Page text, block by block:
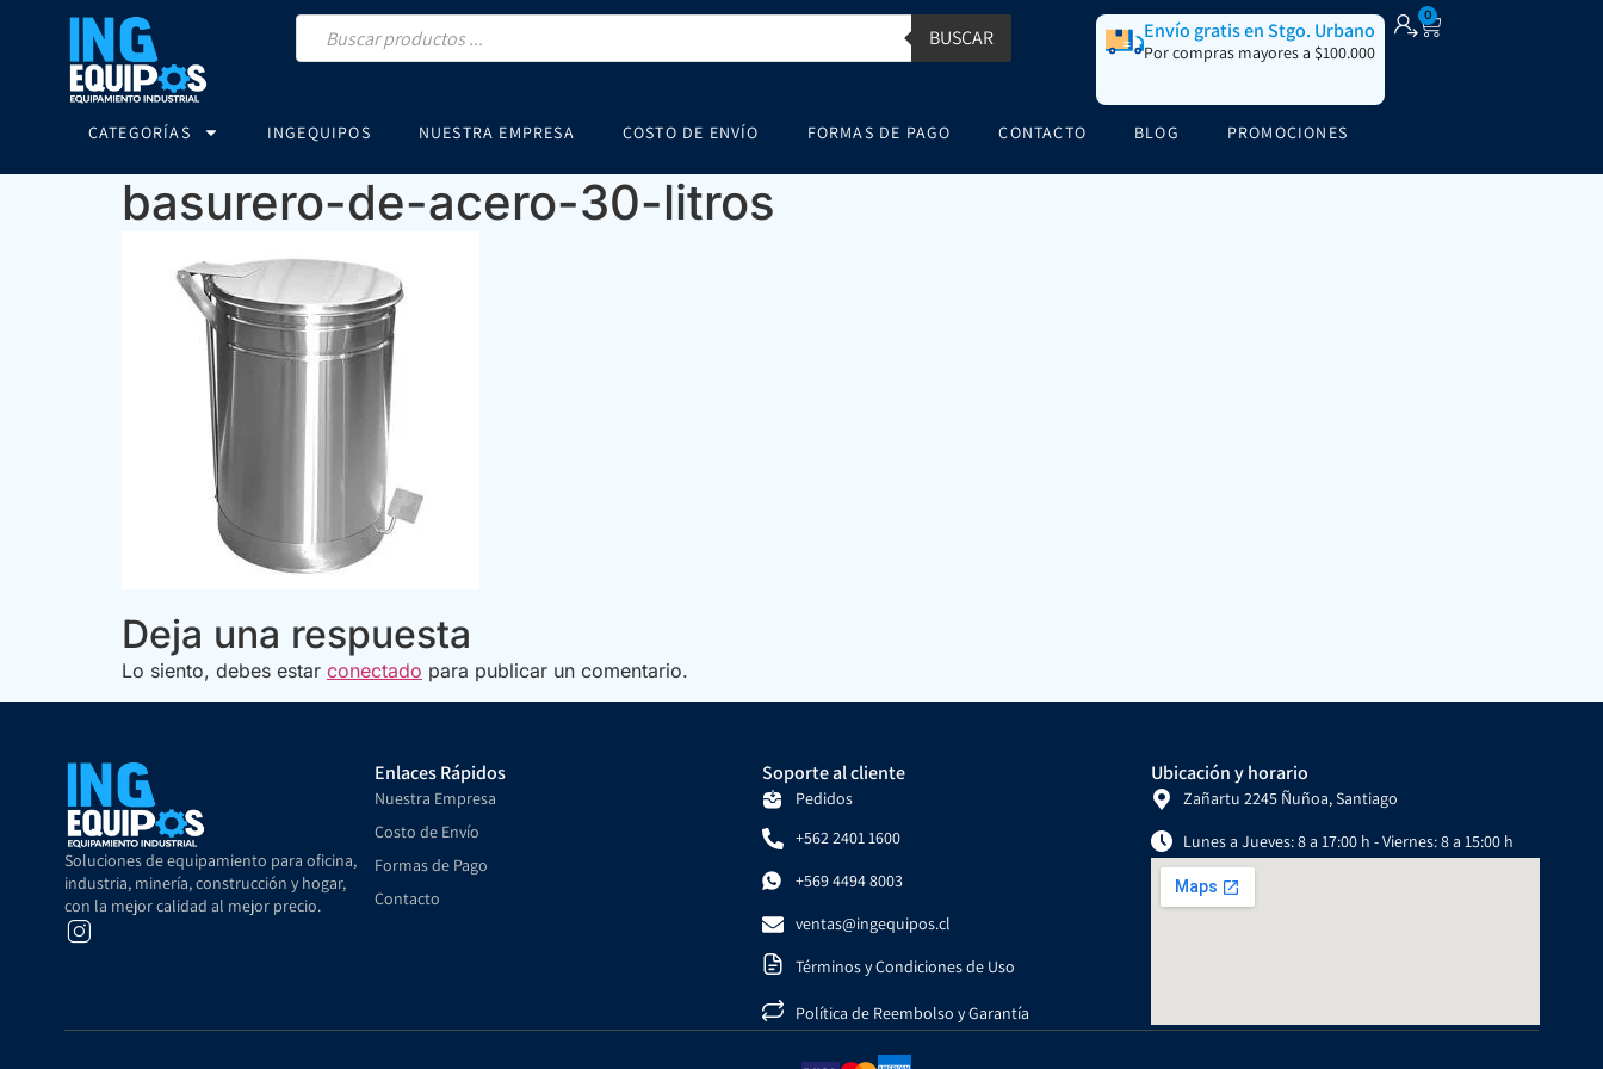
BUSCAR Envío gratis en Stgo. Urbano
Por compras mayores a $100.000
0
CATEGORÍAS INGEQUIPOS NUESTRA EMPRESA COSTO DE ENVÍO FORMAS DE PAGO CONTACTO BLOG PROMOCIONES
basurero-de-acero-30-litros
Deja una respuesta
Lo siento, debes estar conectado para publicar un comentario.
Soluciones de equipamiento para oficina,
industria, minería, construcción y hogar,
con la mejor calidad al mejor precio.
Enlaces Rápidos
Nuestra Empresa
Costo de Envío
Formas de Pago
Contacto
Soporte al cliente
Pedidos
+562 2401 1600
+569 4494 8003
ventas@ingequipos.cl
Términos y Condiciones de Uso
Política de Reembolso y Garantía
Ubicación y horario
Zañartu 2245 Ñuñoa, Santiago
Lunes a Jueves: 8 a 17:00 h - Viernes: 8 a 15:00 h